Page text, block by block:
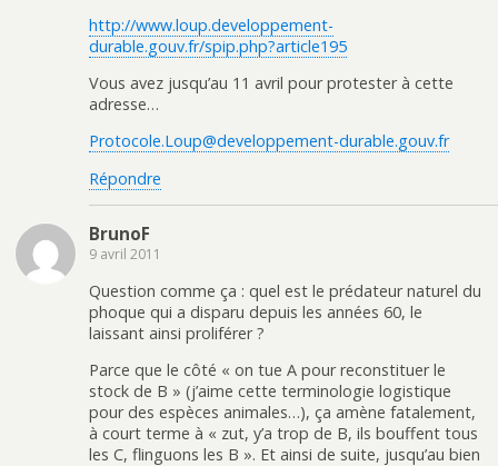
http://www.loup.developpement-
durable.gouv.fr/spip.php?article195
Vous avez jusqu’au 11 avril pour protester à cette
adresse…
Protocole.Loup@developpement-durable.gouv.fr
Répondre
BrunoF
9 avril 2011
Question comme ça : quel est le prédateur naturel du
phoque qui a disparu depuis les années 60, le
laissant ainsi proliférer ?
Parce que le côté « on tue A pour reconstituer le
stock de B » (j’aime cette terminologie logistique
pour des espèces animales…), ça amène fatalement,
à court terme à « zut, y’a trop de B, ils bouffent tous
les C, flinguons les B ». Et ainsi de suite, jusqu’au bien